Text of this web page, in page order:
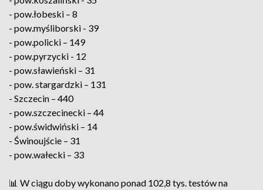
- pow.łobeski – 8
- pow.myśliborski - 39
- pow.policki – 149
- pow.pyrzycki - 12
- pow.sławieński – 31
- pow. stargardzki – 131
- Szczecin – 440
- pow.szczecinecki – 44
- pow.świdwiński – 14
- Świnoujście – 31
- pow.wałecki – 33
📊 W ciągu doby wykonano ponad 102,8 tys. testów na